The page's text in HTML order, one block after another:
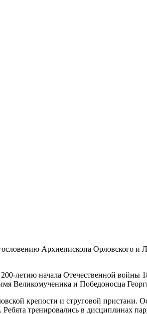
Архиепископа Орловского и
200-летию начала Отечественной войны
Великомученика и Победоносца
крепости и струговой пристани.
тренировались в дисциплинах